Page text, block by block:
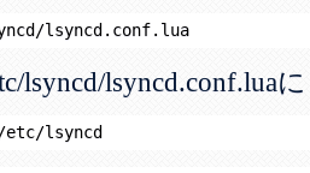
lsyncd .conf.lua
lsyncd/lsyncd.conf.lua
/etc/lsyncd